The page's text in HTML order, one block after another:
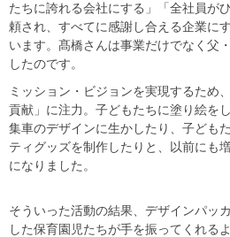
たちに誇れる会社にする」「全社員が
頼され、すべてに感謝し合える企業に
います。髙橋さんは事業だけでなく父
したのです。
ミッション・ビジョンを実現するため
貢献」に注力。子どもたちに塗り絵を
集車のデザインに生かしたり、子ども
ティグッズを制作したりと、以前にも
になりました。
そういった活動の結果、デザインパッ
した保育園児たちが手を振ってくれる